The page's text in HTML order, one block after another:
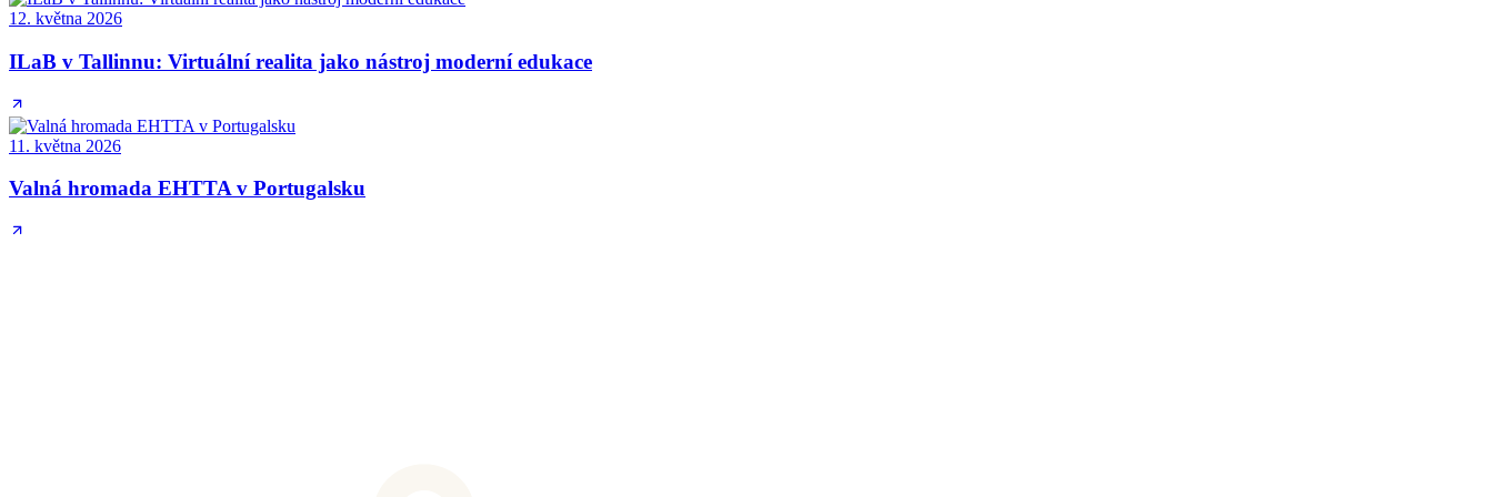
12. května 2026
ILaB v Tallinnu: Virtuální realita jako nástroj moderní edukace
11. května 2026
Valná hromada EHTTA v Portugalsku